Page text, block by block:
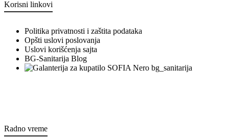
Korisni linkovi
Politika privatnosti i zaštita podataka
Opšti uslovi poslovanja
Uslovi korišćenja sajta
BG-Sanitarija Blog
bg_sanitarija
Radno vreme